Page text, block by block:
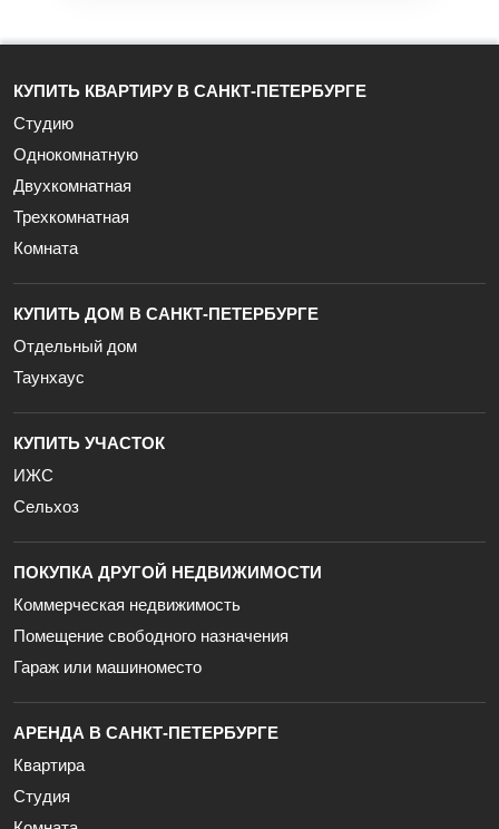
КУПИТЬ КВАРТИРУ В САНКТ-ПЕТЕРБУРГЕ
Студию
Однокомнатную
Двухкомнатная
Трехкомнатная
Комната
КУПИТЬ ДОМ В САНКТ-ПЕТЕРБУРГЕ
Отдельный дом
Таунхаус
КУПИТЬ УЧАСТОК
ИЖС
Сельхоз
ПОКУПКА ДРУГОЙ НЕДВИЖИМОСТИ
Коммерческая недвижимость
Помещение свободного назначения
Гараж или машиноместо
АРЕНДА В САНКТ-ПЕТЕРБУРГЕ
Квартира
Студия